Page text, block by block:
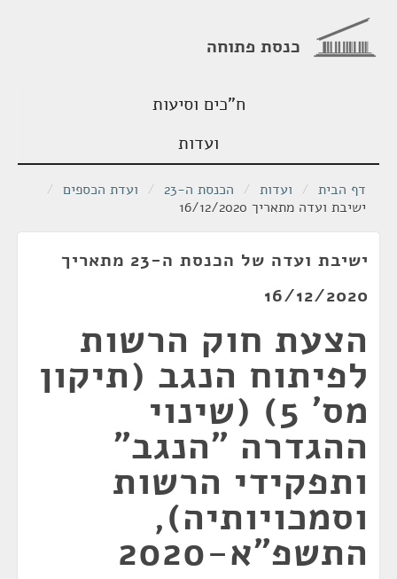
כנסת פתוחה
ח"כים וסיעות
ועדות
דף הבית / ועדות / הכנסת ה-23 / ועדת הכספים /
ישיבת ועדה מתאריך 16/12/2020
ישיבת ועדה של הכנסת ה-23 מתאריך
16/12/2020
הצעת חוק הרשות
לפיתוח הנגב (תיקון
מס' 5) (שינוי
ההגדרה "הנגב"
ותפקידי הרשות
וסמכויותיה),
התשפ"א-2020